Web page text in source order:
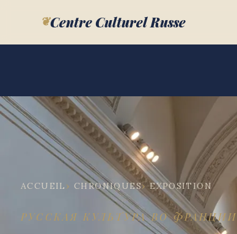
❦Centre Culturel Russe
ACCUEIL CHRONIQUES EXPOSITION
РУССКАЯ КУЛЬТУРА ВО ФРАНЦИИ